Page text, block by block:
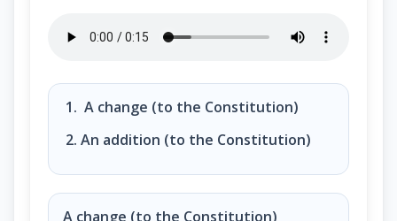
What is an amendment?
A change (to the Constitution)
An addition (to the Constitution)
A change (to the Constitution)